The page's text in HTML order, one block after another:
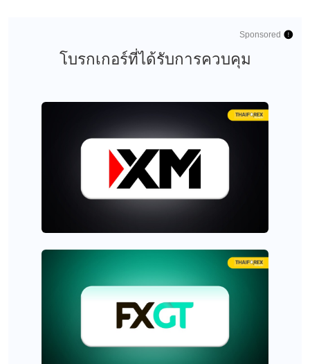
โบรกเกอร์ที่ได้รับการควบคุม
Sponsored